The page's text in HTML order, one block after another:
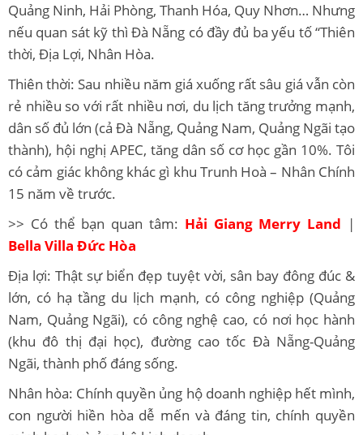
Quảng Ninh, Hải Phòng, Thanh Hóa, Quy Nhơn… Nhưng
nếu quan sát kỹ thì Đà Nẵng có đầy đủ ba yếu tố “Thiên
thời, Địa Lợi, Nhân Hòa.
Thiên thời: Sau nhiều năm giá xuống rất sâu giá vẫn còn
rẻ nhiều so với rất nhiều nơi, du lịch tăng trưởng mạnh,
dân số đủ lớn (cả Đà Nẵng, Quảng Nam, Quảng Ngãi tạo
thành), hội nghị APEC, tăng dân số cơ học gần 10%. Tôi
có cảm giác không khác gì khu Trunh Hoà – Nhân Chính
15 năm về trước.
>> Có thể bạn quan tâm: Hải Giang Merry Land |
Bella Villa Đức Hòa
Địa lợi: Thật sự biển đẹp tuyệt vời, sân bay đông đúc &
lớn, có hạ tầng du lịch mạnh, có công nghiệp (Quảng
Nam, Quảng Ngãi), có công nghệ cao, có nơi học hành
(khu đô thị đại học), đường cao tốc Đà Nẵng-Quảng
Ngãi, thành phố đáng sống.
Nhân hòa: Chính quyền ủng hộ doanh nghiệp hết mình,
con người hiền hòa dễ mến và đáng tin, chính quyền